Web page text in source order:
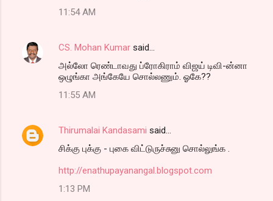
11:54 AM
CS. Mohan Kumar said…
அல்லோ ரெண்டாவது ப்ரோகிராம் விஜய் டிவி-ன்னா
ஒழுங்கா அங்கேயே சொல்லணும். ஓகே??
11:55 AM
Thirumalai Kandasami said…
சிக்கு புக்கு - புகை விட்டுருச்சுனு சொல்லுங்க .
http://enathupayanangal.blogspot.com
1:13 PM